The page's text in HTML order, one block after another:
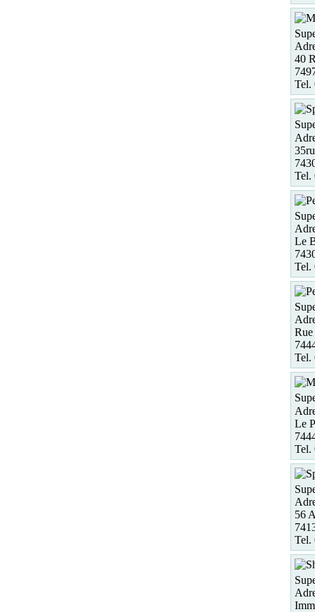
40
Tel.
Tel.
Le
Tel.
Tel.
Le
Tel.
56
Tel.